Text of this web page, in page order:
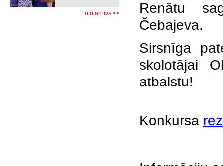
Foto arhīvs >>
Renātu
Čebajeva.
Sirsnīga
skolotājai
atbalstu!
Konkursa